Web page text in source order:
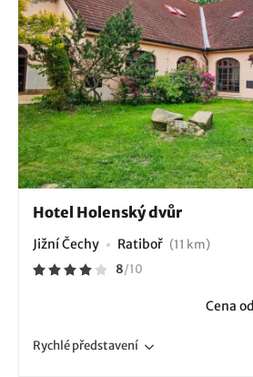
Hotel Holenský dvůr
Jižní Čechy Ratiboř (11 km)
8/10
Cena od
Rychlépředstavení